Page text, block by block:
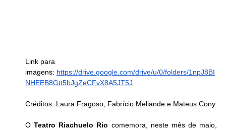
Link para
imagens: https://drive.google.com/drive/u/0/folders/1npJ8BI
NHEEB8Gtt5bJgZeCFvX8A5JT5J
Créditos: Laura Fragoso, Fabrício Meliande e Mateus Cony
O Teatro Riachuelo Rio comemora, neste mês de maio,